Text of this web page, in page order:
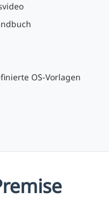
OS-Vorlagen